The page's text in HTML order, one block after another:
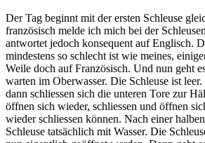
Der Tag beginnt mit der ersten Schleuse
französisch melde ich mich bei der
antwortet jedoch konsequent auf Englisch.
mindestens so schlecht ist wie meines,
Weile doch auf Französisch. Und nun geht
warten im Oberwasser. Die Schleuse ist
dann schliessen sich die unteren Tore zur
öffnen sich wieder, schliessen und öffnen
wieder schliessen können. Nach einer
Schleuse tatsächlich mit Wasser. Die